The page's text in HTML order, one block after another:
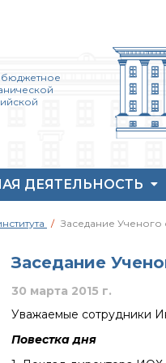
бюджетное
ДЕЯТЕЛЬНОСТЬ
института
Совет РАН
Заседание Ученого
Заседание
30 марта 2015 г.
Уважаемые сотрудники
Повестка дня